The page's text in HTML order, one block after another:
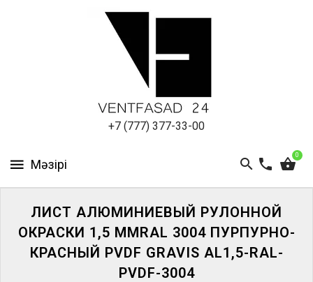
+7 (777) 377-33-00
0
ПАНЕЛИ
ЛИСТ АЛЮМИНИЕВЫЙ РУЛОННОЙ
ОКРАСКИ 1,5 ММRAL 3004 ПУРПУРНО-
КРАСНЫЙ PVDF GRAVIS AL1,5-RAL-
PVDF-3004